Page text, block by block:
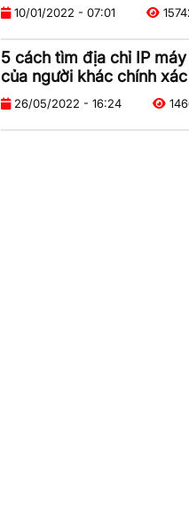
10/01/2022 - 07:01
5 cách tìm địa chỉ IP
của người khác chính
26/05/2022 - 16:24